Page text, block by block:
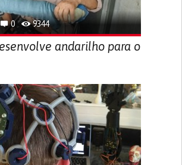
0 9344
andarilho para o